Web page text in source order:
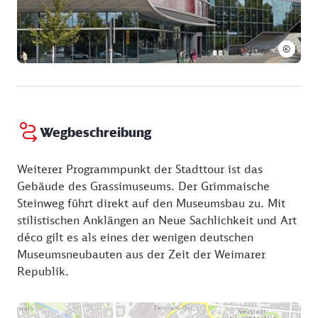
©
Wegbeschreibung
Weiterer Programmpunkt der Stadttour ist das
Gebäude des Grassimuseums. Der Grimmaische
Steinweg führt direkt auf den Museumsbau zu. Mit
stilistischen Anklängen an Neue Sachlichkeit und Art
déco gilt es als eines der wenigen deutschen
Museumsneubauten aus der Zeit der Weimarer
Republik.